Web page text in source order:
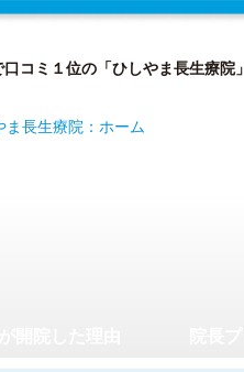
コミ１位の「ひしやま長生療院」